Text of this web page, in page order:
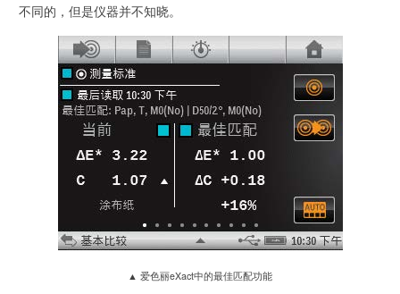
不同的，但是仪器并不知晓。
▲ 爱色丽eXact中的最佳匹配功能